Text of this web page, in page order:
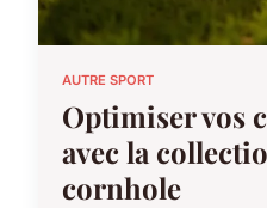
AUTRE SPORT
Optimiser vos
avec la
cornhole